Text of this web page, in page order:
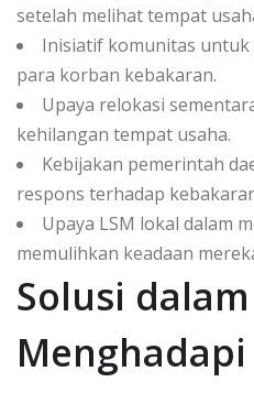
setelah melihat tempat
Inisiatif komunitas untuk
para korban kebakaran.
Upaya relokasi
kehilangan tempat usaha.
Kebijakan pemerintah
respons terhadap
Upaya LSM lokal dalam
memulihkan keadaan
Solusi dalam